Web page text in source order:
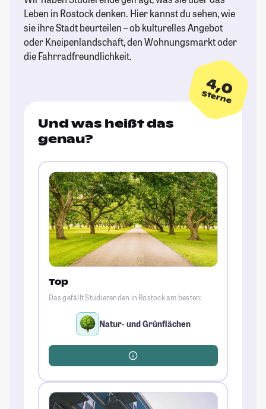
Leben in Rostock denken. Hier kannst du sehen, wie
sie ihre Stadt beurteilen – ob kulturelles Angebot
oder Kneipenlandschaft, den Wohnungsmarkt oder
die Fahrradfreundlichkeit.
4,0
Sterne
Und was heißt das
genau?
Top
Das gefällt Studierenden in Rostock am besten:
Natur- und Grünflächen